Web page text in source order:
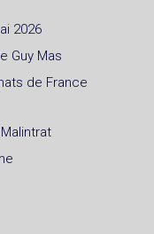
2026
Guy Mas
de France